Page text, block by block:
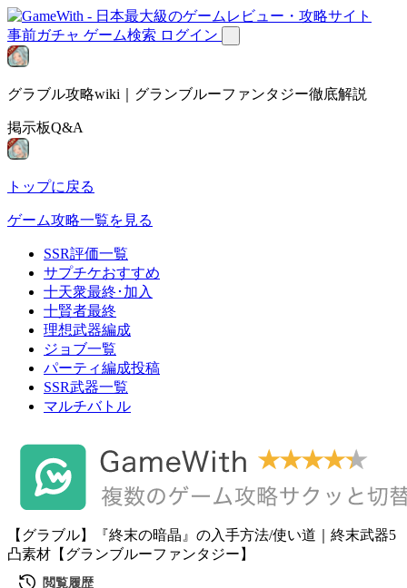
事前ガチャ ゲーム検索 ログイン
グラブル攻略wiki｜グランブルーファンタジー徹底解説
掲示板Q&A
トップに戻る
ゲーム攻略一覧を見る
SSR評価一覧
サプチケおすすめ
十天衆最終･加入
十賢者最終
理想武器編成
ジョブ一覧
パーティ編成投稿
SSR武器一覧
マルチバトル
【グラブル】『終末の暗晶』の入手方法/使い道｜終末武器5
凸素材【グランブルーファンタジー】